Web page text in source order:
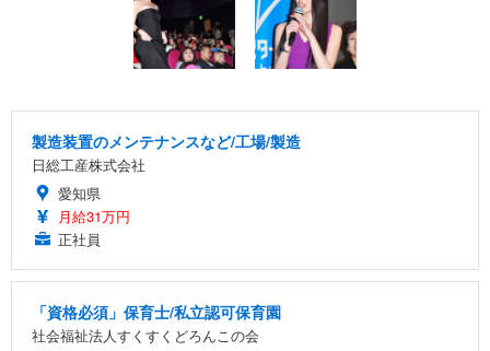
製造装置のメンテナンスなど/工場/製造
日総工産株式会社
愛知県
月給31万円
正社員
「資格必須」保育士/私立認可保育園
社会福祉法人すくすくどろんこの会